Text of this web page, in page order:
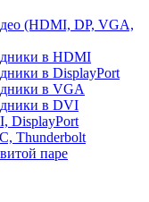
(HDMI, DP, VGA,
в HDMI
в DisplayPort
в VGA
в DVI
DisplayPort
Thunderbolt
паре